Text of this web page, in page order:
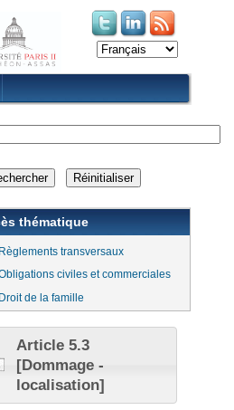
(le lien est externe)
(le lien est
thématique
Règlements transversaux
civiles et commerciales
Droit de la famille
Article 5.3
[Dommage -
localisation]